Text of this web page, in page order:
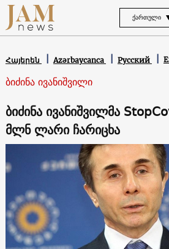
ᲥᲐᲠᲗᲣᲚᲘ
Հայերեն Azərbaycanca Русский
ბიძინა ივანიშვილი
ბიძინა ივანიშვილმა
მლნ ლარი ჩარიცხა